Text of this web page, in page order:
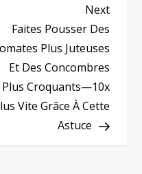
Next
Post
Next
Faites Pousser Des
Plus Juteuses
Et Des Concombres
Plus Croquants—10x
Vite Grâce À Cette
Astuce